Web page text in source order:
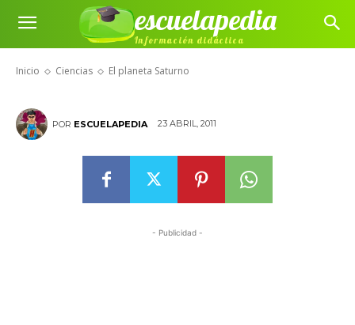
escuelapedia
Información didáctica
Inicio Ciencias El planeta Saturno
El planeta Saturno
POR ESCUELAPEDIA 23 ABRIL, 2011
- Publicidad -